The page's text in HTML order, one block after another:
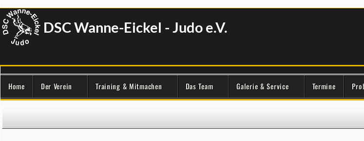
DSC Wanne-Eickel - Judo e.V.
Home Der Verein Training & Mitmachen Das Team Galerie & Service Termine